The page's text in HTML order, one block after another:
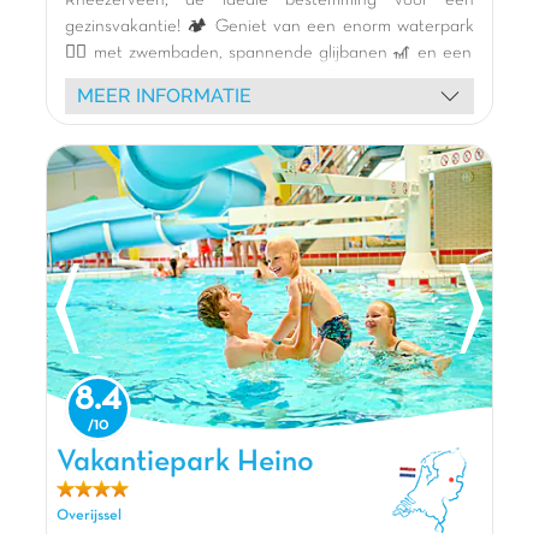
Indoor speeltuin
gezinsvakantie! 🏕️ Geniet van een enorm waterpark
🏊‍♀️ met zwembaden, spannende glijbanen 🎢 en een
groot meer met zandstrand 🏖️ voor diverse
wateractiviteiten (waterfietsen, kajakken, suppen).
buitenspeeltuinen, de pumptrack 🚲, de aquatische
tokkelbaan en de bowlingbaan. Verblijf in onze
moderne stacaravans aan het meer 🏡. Boeiende
animatie 🎭 en een gezellig restaurant 🍽️ maken het
aanbod compleet. Verken de charmante steden
Zwolle en Emmen (WILDLANDS Adventure Zoo 🦒) in
de buurt.
De mening van Jasmijn
Stoetenslagh is een mooi opgezet park dat
heel veel waterpret biedt. Het thema
strandvakantie zie je overal op het park
terugkomen. Bij het indoor strand Happy Fun
Beach vind je gezellige horeca,
beachvolleybalvelden, een luchtkussen en een
MEER INFORMATIE
Vakantiepark Heino, Vakantiepark Overijssel
8.4
Vakantiepark Heino
Overijssel